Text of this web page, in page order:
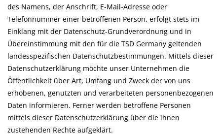
des Namens, der Anschrift, E-Mail-Adresse oder
Telefonnummer einer betroffenen Person, erfolgt stets im
Einklang mit der Datenschutz-Grundverordnung und in
Übereinstimmung mit den für die TSD Germany geltenden
landesspezifischen Datenschutzbestimmungen. Mittels dieser
Datenschutzerklärung möchte unser Unternehmen die
Öffentlichkeit über Art, Umfang und Zweck der von uns
erhobenen, genutzten und verarbeiteten personenbezogenen
Daten informieren. Ferner werden betroffene Personen
mittels dieser Datenschutzerklärung über die ihnen
zustehenden Rechte aufgeklärt.